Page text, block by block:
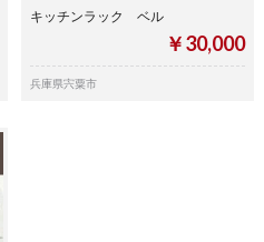
キッチンラック ベル
￥30,000
兵庫県宍粟市